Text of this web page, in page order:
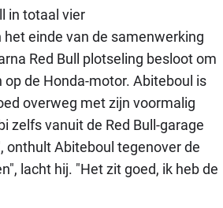
in totaal vier
einde van de samenwerking
Red Bull plotseling besloot om
de Honda-motor. Abiteboul is
overweg met zijn voormalig
zelfs vanuit de Red Bull-garage
onthult Abiteboul tegenover de
lacht hij. "Het zit goed, ik heb de